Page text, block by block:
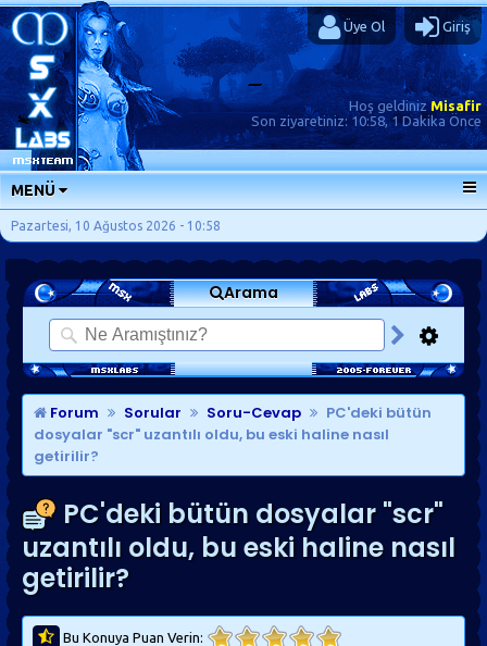
Üye Ol Giriş
Hoş geldinizMisafir
Son ziyaretiniz: 10:58, 1 Dakika Önce
MENÜ
ANA SAYFA
FORUMLAR
SORU-CEVAP
GÜNLÜKLER
SON MESAJLAR
KISAYOLLAR
Pazartesi, 10 Ağustos 2026 - 10:58
Arama
Forum Sorular Soru-Cevap
PC'deki bütün
dosyalar "scr" uzantılı oldu, bu eski haline nasıl
getirilir?
PC'deki bütün dosyalar "scr"
uzantılı oldu, bu eski haline nasıl
getirilir?
Bu Konuya Puan Verin: